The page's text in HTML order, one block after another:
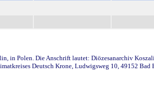
in Polen. Die Anschrift lautet: Diözesanarchiv
Deutsch Krone, Ludwigsweg 10, 49152